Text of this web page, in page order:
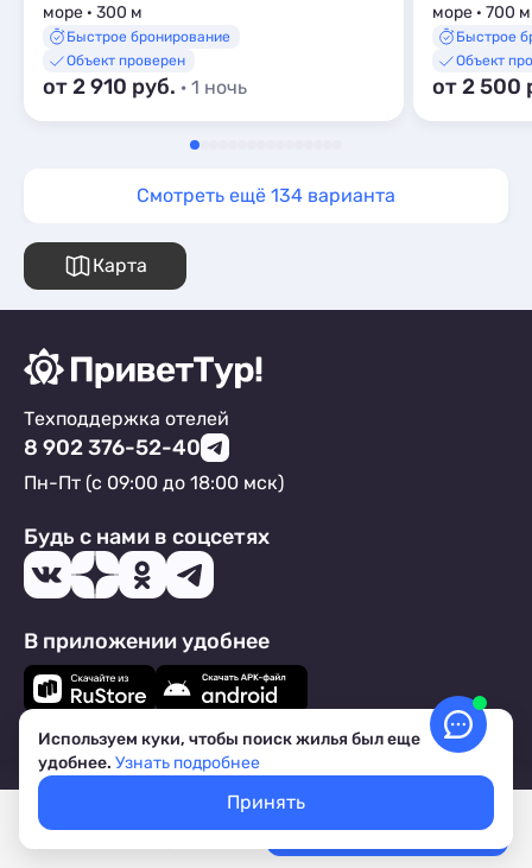
море · 300 м
Быстрое бронирование
Объект проверен
от 2 910 руб. · 1 ночь
море · 700 м
Быстрое
Объект
от 2 500
Смотреть ещё 134 варианта
Карта
Покажем свободное жилье
Выбрать даты
Техподдержка отелей
8 902 376-52-40
Пн-Пт (с 09:00 до 18:00 мск)
Будь с нами в соцсетях
В приложении удобнее
Подпишись на рассылку от ПриветТур!
Каждый месяц тысячи наших туристов получают:
Выгодные предложения от владельцев жилья,
Используем куки, чтобы поиск жилья был еще
удобнее. Узнать подробнее
Принять